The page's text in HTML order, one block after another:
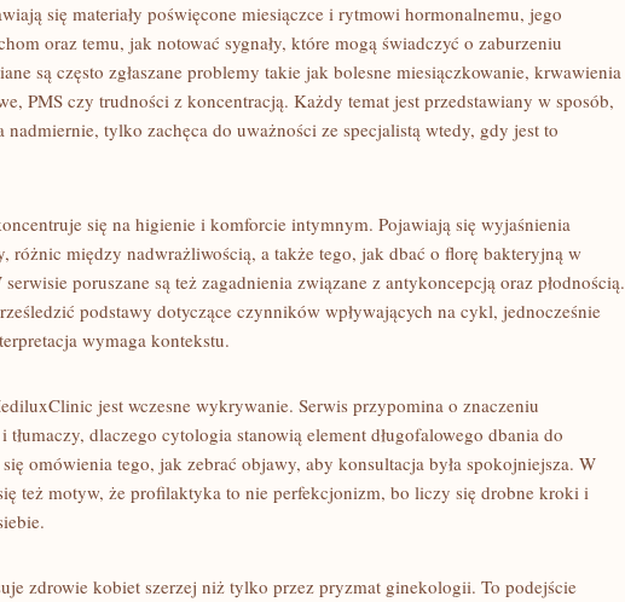
się materiały poświęcone miesiączce i rytmowi hormonalnemu, jego
oraz temu, jak notować sygnały, które mogą świadczyć o zaburzeniu
są często zgłaszane problemy takie jak bolesne miesiączkowanie, krwawienia
PMS czy trudności z koncentracją. Każdy temat jest przedstawiany w sposób,
nadmiernie, tylko zachęca do uważności ze specjalistą wtedy, gdy jest to
się na higienie i komforcie intymnym. Pojawiają się wyjaśnienia
różnic między nadwrażliwością, a także tego, jak dbać o florę bakteryjną w
serwisie poruszane są też zagadnienia związane z antykoncepcją oraz płodnością.
podstawy dotyczące czynników wpływających na cykl, jednocześnie
wymaga kontekstu.
jest wczesne wykrywanie. Serwis przypomina o znaczeniu
tłumaczy, dlaczego cytologia stanowią element długofalowego dbania do
omówienia tego, jak zebrać objawy, aby konsultacja była spokojniejsza. W
też motyw, że profilaktyka to nie perfekcjonizm, bo liczy się drobne kroki i
zdrowie kobiet szerzej niż tylko przez pryzmat ginekologii. To podejście